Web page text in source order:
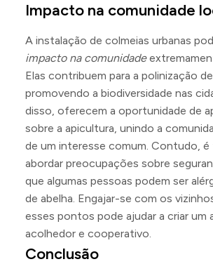
Impacto na comunidade
A instalação de colmeias urbanas
impacto na comunidade
Elas contribuem para a polinização
promovendo a biodiversidade nas
disso, oferecem a oportunidade de
sobre a apicultura, unindo a
de um interesse comum. Contudo, é
abordar preocupações sobre
que algumas pessoas podem ser
de abelha. Engajar-se com os
esses pontos pode ajudar a criar um
acolhedor e cooperativo.
Conclusão